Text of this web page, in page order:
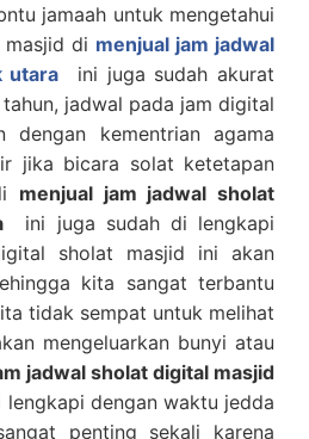
jamaah untuk mengetahui
di menjual jam jadwal
utara ini juga sudah akurat
jadwal pada jam digital
kementrian agama
jika bicara solat ketetapan
menjual jam jadwal sholat
ini juga sudah di lengkapi
sholat masjid ini akan
kita sangat terbantu
tidak sempat untuk melihat
mengeluarkan bunyi atau
jadwal sholat digital masjid
dengan waktu jedda
penting sekali karena